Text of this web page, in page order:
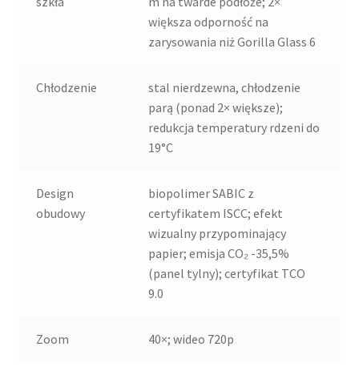
większa odporność na
zarysowania niż Gorilla Glass 6
Chłodzenie
stal nierdzewna, chłodzenie
parą (ponad 2× większe);
redukcja temperatury rdzeni do
19°C
Design
obudowy
biopolimer SABIC z
certyfikatem ISCC; efekt
wizualny przypominający
papier; emisja CO₂ -35,5%
(panel tylny); certyfikat TCO
9.0
Zoom 40×; wideo 720p